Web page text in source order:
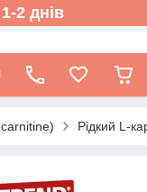
2 днів
Рідкий L-